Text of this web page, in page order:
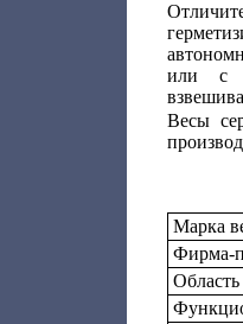
или с
Весы
Марка
Фирма-